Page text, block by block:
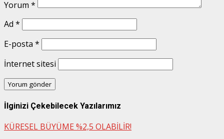
Yorum *
Ad *
E-posta *
İnternet sitesi
İlginizi Çekebilecek Yazılarımız
KÜRESEL BÜYÜME %2,5 OLABİLİR!